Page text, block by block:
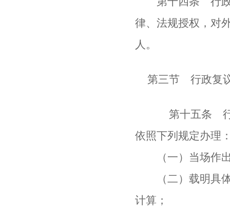
律、法规授权，对
人。
第三节 行政复
第十五条 行政
依照下列规定办理
（一）当场作出
（二）载明具体
计算；